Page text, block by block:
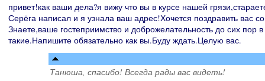
привет!как ваши дела?я вижу что вы в курсе нашей
Серёга написал и я узнала ваш адрес!Хочется поздравить вас
Знаете,ваше гостеприимство и доброжелательность до сих
такие.Напишите обязательно как вы.Буду ждать.Целую вас.
Танюша, спасибо! Всегда рады вас видеть!